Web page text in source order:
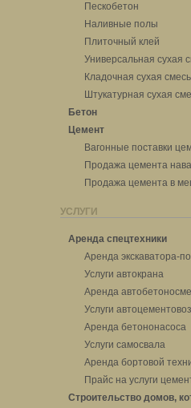
Пескобетон
Наливные полы
Плиточный клей
Универсальная сухая
Кладочная сухая смесь
Штукатурная сухая
Бетон
Цемент
Вагонные поставки
Продажа цемента
Продажа цемента в
УСЛУГИ
Аренда спецтехники
Аренда экскаватора-
Услуги автокрана
Аренда
Услуги
Аренда бетононасоса
Услуги самосвала
Аренда бортовой
Прайс на услуги
Строительство домов,